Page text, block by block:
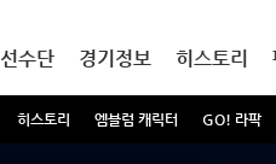
히스토리 엠블럼 캐릭터 GO! 라팍
선수단 경기정보 히스토리